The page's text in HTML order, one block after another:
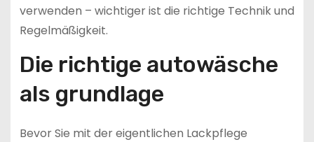
verwenden – wichtiger ist die richtige Technik und
Regelmäßigkeit.
Die richtige autowäsche
als grundlage
Bevor Sie mit der eigentlichen Lackpflege